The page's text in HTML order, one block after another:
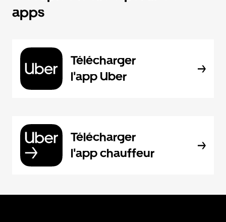
apps
Télécharger
l'app Uber
Télécharger
l'app chauffeur